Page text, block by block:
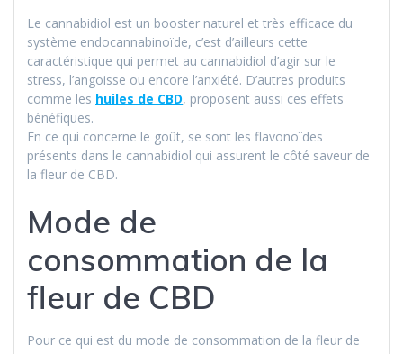
Le cannabidiol est un booster naturel et très efficace du
système endocannabinoïde, c’est d’ailleurs cette
caractéristique qui permet au cannabidiol d’agir sur le
stress, l’angoisse ou encore l’anxiété. D’autres produits
comme les huiles de CBD, proposent aussi ces effets
bénéfiques.
En ce qui concerne le goût, se sont les flavonoïdes
présents dans le cannabidiol qui assurent le côté saveur de
la fleur de CBD.
Mode de
consommation de la
fleur de CBD
Pour ce qui est du mode de consommation de la fleur de